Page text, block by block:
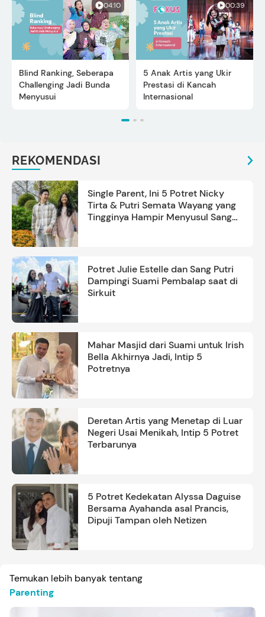
04:10
Blind Ranking, Seberapa
Challenging Jadi Bunda
Menyusui
00:39
5 Anak Artis yang Ukir
Prestasi di Kancah
Internasional
REKOMENDASI
Single Parent, Ini 5 Potret Nicky
Tirta & Putri Semata Wayang yang
Tingginya Hampir Menyusul Sang
Potret Julie Estelle dan Sang Putri
Dampingi Suami Pembalap saat di
Sirkuit
Mahar Masjid dari Suami untuk Irish
Bella Akhirnya Jadi, Intip 5
Potretnya
Deretan Artis yang Menetap di Luar
Negeri Usai Menikah, Intip 5 Potret
Terbarunya
5 Potret Kedekatan Alyssa Daguise
Bersama Ayahanda asal Prancis,
Dipuji Tampan oleh Netizen
Temukan lebih banyak tentang
Parenting